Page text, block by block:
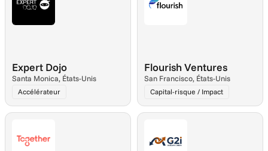
Expert Dojo
Santa Monica, États-Unis
Accélérateur
Flourish Ventures
San Francisco, États-Unis
Capital-risque / Impact